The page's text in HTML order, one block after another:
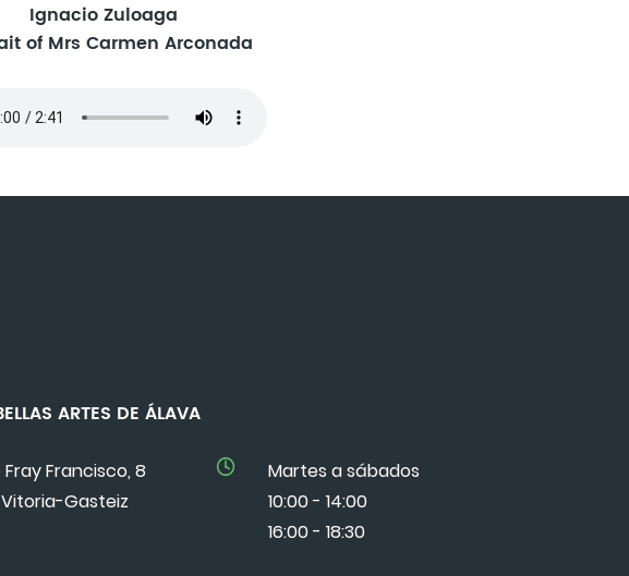
Ignacio Zuloaga
of Mrs Carmen Arconada
ARTES DE ÁLAVA
Fray Francisco, 8
Vitoria-Gasteiz
Martes a sábados
10:00 - 14:00
16:00 - 18:30